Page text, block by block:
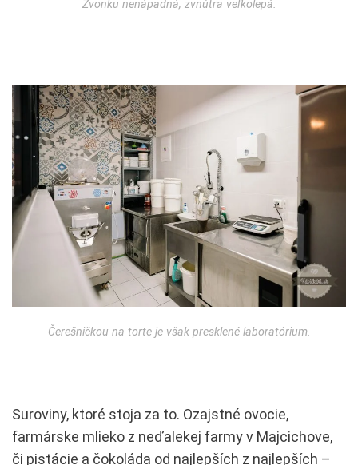
Zvonku nenápadná, zvnútra veľkolepá.
Čerešničkou na torte je však presklené laboratórium.
Suroviny, ktoré stoja za to. Ozajstné ovocie,
farmárske mlieko z neďalekej farmy v Majcichove,
či pistácie a čokoláda od najlepších z najlepších –